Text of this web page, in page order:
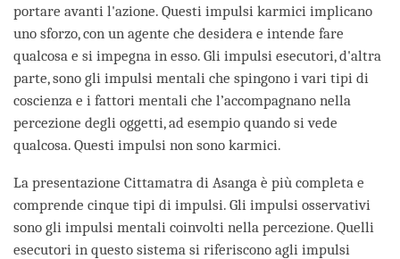
portare avanti l'azione. Questi impulsi karmici implicano
uno sforzo, con un agente che desidera e intende fare
qualcosa e si impegna in esso. Gli impulsi esecutori, d'altra
parte, sono gli impulsi mentali che spingono i vari tipi di
coscienza e i fattori mentali che l’accompagnano nella
percezione degli oggetti, ad esempio quando si vede
qualcosa. Questi impulsi non sono karmici.
La presentazione Cittamatra di Asanga è più completa e
comprende cinque tipi di impulsi. Gli impulsi osservativi
sono gli impulsi mentali coinvolti nella percezione. Quelli
esecutori in questo sistema si riferiscono agli impulsi